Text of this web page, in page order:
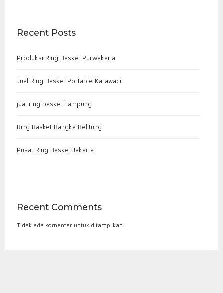
Recent Posts
Produksi Ring Basket Purwakarta
Jual Ring Basket Portable Karawaci
jual ring basket Lampung
Ring Basket Bangka Belitung
Pusat Ring Basket Jakarta
Recent Comments
Tidak ada komentar untuk ditampilkan.